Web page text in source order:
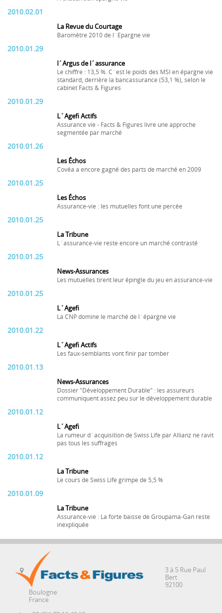
2010.02.01
La Revue du Courtage
Baromètre 2010 de l´Epargne vie
2010.01.29
l´Argus de l´assurance
Le chiffre : 13,5 %. C´est le poids des MSI en épargne vie
standard, derrière la bancassurance (53,1 %), selon le
cabinet Facts & Figures
2010.01.29
L´Agefi Actifs
Assurance vie - Facts & Figures livre une approche
segmentée par marché
2010.01.26
Les Échos
Covéa a encore gagné des parts de marché en 2009
2010.01.25
Les Échos
Assurance-vie : les mutuelles font une percée
2010.01.25
La Tribune
L´assurance-vie reste encore un marché contrasté
2010.01.25
News-Assurances
Les mutuelles tirent leur épingle du jeu en assurance-vie
2010.01.25
L´Agefi
La CNP domine le marché de l´épargne vie
2010.01.22
L´Agefi Actifs
Les faux-semblants vont finir par tomber
2010.01.13
News-Assurances
Dossier "Développement Durable" : les assureurs
communiquent assez peu sur le développement durable
2010.01.12
L´Agefi
La rumeur d´acquisition de Swiss Life par Allianz ne ravit
pas tous les suffrages
2010.01.12
La Tribune
Le cours de Swiss Life grimpe de 5,5 %
2010.01.09
La Tribune
Assurance-vie : La forte baisse de Groupama-Gan reste
inexpliquée
3 à 5 Rue Paul
Bert
92100
Boulogne
France